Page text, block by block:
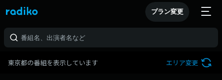
プラン変更
東京都の番組を表示しています エリア変更